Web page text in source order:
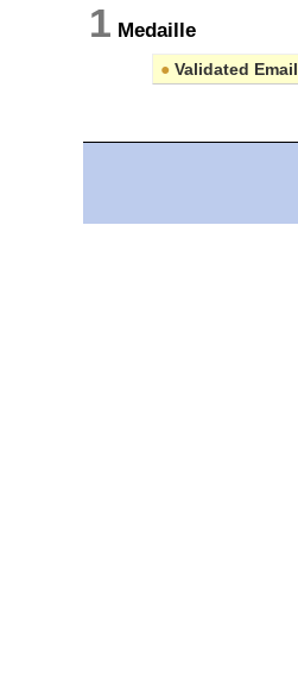
1 Medaille
● Validated Email